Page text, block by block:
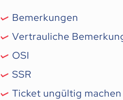
Bemerkungen
Vertrauliche
OSI
SSR
Ticket ungültig machen